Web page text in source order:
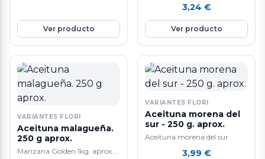
Ver producto
sistema de elaboración diaria
que hacen que nuestras…
3,24 €
Ver producto
VARIANTES FLORI
Aceituna malagueña.
250 g aprox.
Manzana Golden 1kg. aprox.
VARIANTES FLORI
Aceituna morena del
sur - 250 g. aprox.
Aceituna morena del sur
3,99 €